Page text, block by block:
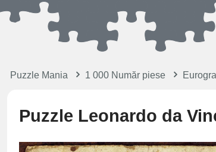
Puzzle Mania 1 000 Număr piese
Puzzle Leonardo da